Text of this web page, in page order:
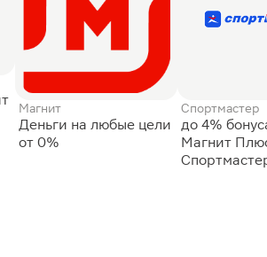
Магнит
Деньги на любые цели
от 0%
Спортмастер
до 4%
Магнит